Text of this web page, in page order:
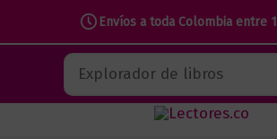
Envíos a toda Colombia entre
contenido
Buscar